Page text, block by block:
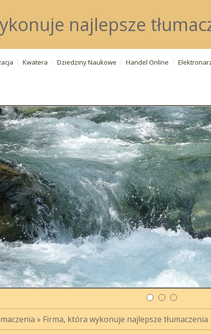
najlepsze
Kwatera Dziedziny Naukowe Handel Online
» Firma, która wykonuje najlepsze tłumaczenia